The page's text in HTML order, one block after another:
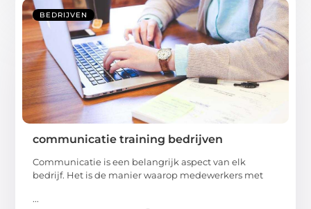
BEDRIJVEN
communicatie training bedrijven
Communicatie is een belangrijk aspect van elk
bedrijf. Het is de manier waarop medewerkers met
...